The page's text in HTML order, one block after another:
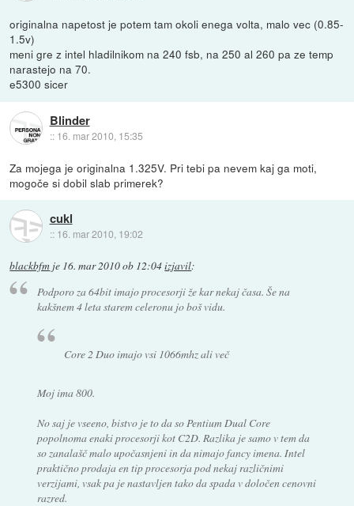
originalna napetost je potem tam okoli enega volta, malo vec (0.85-
1.5v)
meni gre z intel hladilnikom na 240 fsb, na 250 al 260 pa ze temp
narastejo na 70.
e5300 sicer
Blinder
:: 16. mar 2010, 15:35
Za mojega je originalna 1.325V. Pri tebi pa nevem kaj ga moti,
mogoče si dobil slab primerek?
cukl
:: 16. mar 2010, 19:02
blackbfm je 16. mar 2010 ob 12:04izjavil:
Podporo za 64bit imajo procesorji že kar nekaj časa. Še na
kakšnem 4 leta starem celeronu jo boš vidu.
Core 2 Duo imajo vsi 1066mhz ali več
Moj ima 800.
No saj je vseeno, bistvo je to da so Pentium Dual Core
popolnoma enaki procesorji kot C2D. Razlika je samo v tem da
so zanalašč malo upočasnjeni in da nimajo fancy imena. Intel
praktično prodaja en tip procesorja pod nekaj različnimi
verzijami, vsak pa je nastavljen tako da spada v določen cenovni
razred.